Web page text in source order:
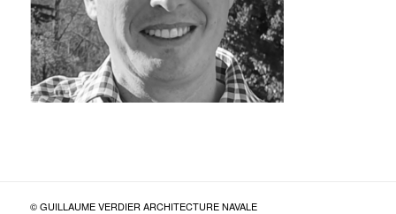
© GUILLAUME VERDIER ARCHITECTURE NAVALE